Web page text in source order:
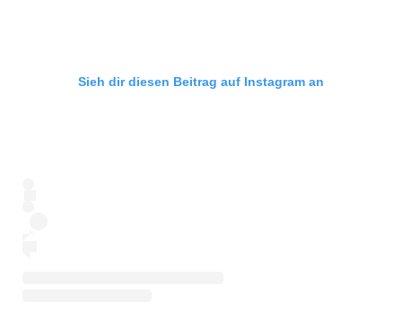
Sieh dir diesen Beitrag auf Instagram an